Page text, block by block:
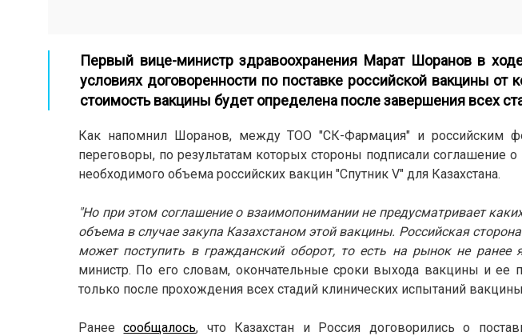
Первый вице-министр здравоохранения Марат Шоранов в
условиях договоренности по поставке российской вакцины от
стоимость вакцины будет определена после завершения всех
Как напомнил Шоранов, между ТОО "СК-Фармация" и российским
переговоры, по результатам которых стороны подписали соглашение
необходимого объема российских вакцин "Спутник V" для Казахстана.
"Но при этом соглашение о взаимопонимании не предусматривает
объема в случае закупа Казахстаном этой вакцины. Российская
может поступить в гражданский оборот, то есть на рынок не ранее
министр. По его словам, окончательные сроки выхода вакцины и ее
только после прохождения всех стадий клинических испытаний
Ранеесообщалось, что Казахстан и Россия договорились о